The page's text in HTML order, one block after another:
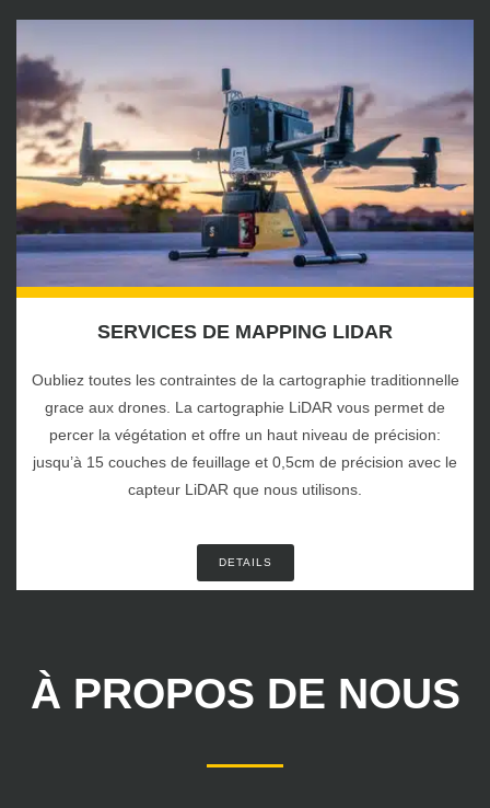
SERVICES DE MAPPING LIDAR
Oubliez toutes les contraintes de la cartographie traditionnelle
grace aux drones. La cartographie LiDAR vous permet de
percer la végétation et offre un haut niveau de précision:
jusqu’à 15 couches de feuillage et 0,5cm de précision avec le
capteur LiDAR que nous utilisons.
DETAILS
À PROPOS DE NOUS